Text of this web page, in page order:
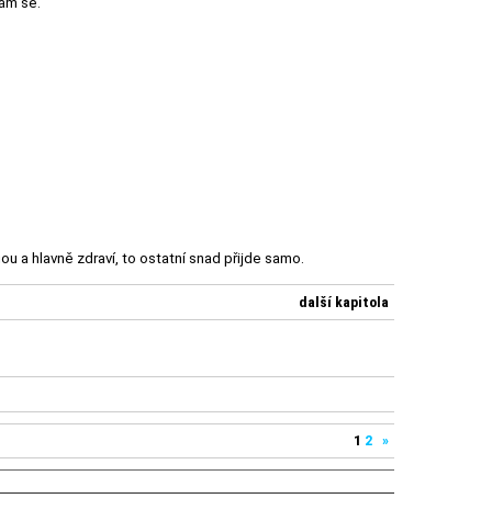
a hlavně zdraví, to ostatní snad přijde samo.
další kapitola
1 2 »